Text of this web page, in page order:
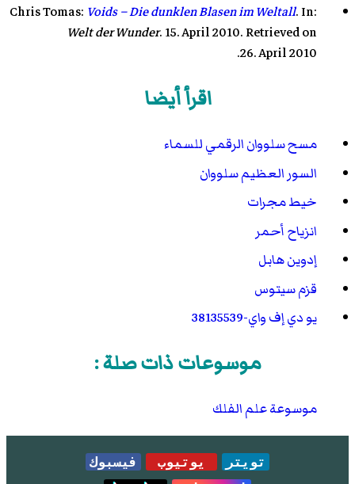
"An Imprint of Superstructures on the Microwave
Background due to the Integrated Sachs-Wolfe
Effect". المجلة الفيزيائية الفلكية
doi:
.
Chris Tomas: Voids – Die dunklen Blasen im Weltall. In:
Welt der Wunder.15. April 2010. Retrieved on
26. April 2010
.
اقرأ أيضا
مسح سلووان الرقمي للسماء
السور العظيم سلووان
خيط مجرات
انزياح أحمر
إدوين هابل
قزم سيتوس
يو دي إف واي-38135539
موسوعات ذات صلة :
موسوعة علم الفلك
تويتر يوتيوب
فيسبوك